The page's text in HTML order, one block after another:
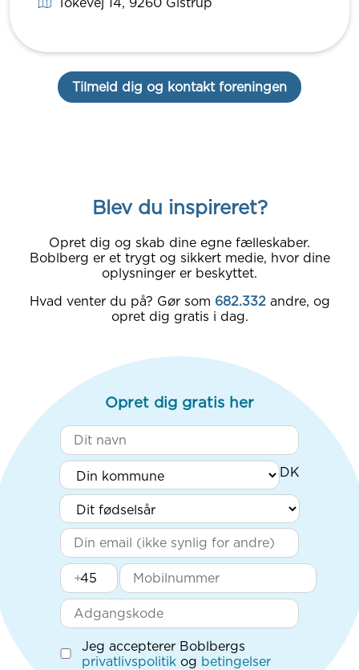
Tilmeld dig og kontakt foreningen
Blev du inspireret?
Opret dig og skab dine egne fælleskaber.
Boblberg er et trygt og sikkert medie, hvor dine
oplysninger er beskyttet.
Hvad venter du på? Gør som 682.332 andre, og
opret dig gratis i dag.
Opret dig gratis her
+
Jeg accepterer Boblbergs
privatlivspolitik og betingelser